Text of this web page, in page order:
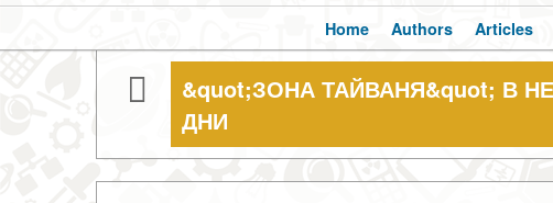
Home Authors Articles
&quot;ЗОНА ТАЙВАНЯ&quot; В
ДНИ